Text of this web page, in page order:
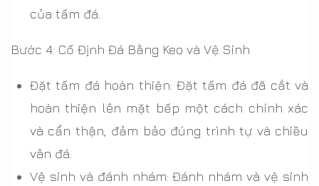
của tấm đá.
Bước 4: Cố Định Đá Bằng Keo và Vệ Sinh
Đặt tấm đá hoàn thiện: Đặt tấm đá đã cắt và
hoàn thiện lên mặt bếp một cách chính xác
và cẩn thận, đảm bảo đúng trình tự và chiều
vân đá.
Vệ sinh và đánh nhám: Đánh nhám và vệ sinh